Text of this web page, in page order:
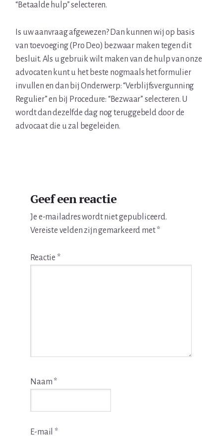
“Betaalde hulp” selecteren.
Is uw aanvraag afgewezen? Dan kunnen wij op basis
van toevoeging (Pro Deo) bezwaar maken tegen dit
besluit. Als u gebruik wilt maken van de hulp van onze
advocaten kunt u het beste nogmaals het formulier
invullen en dan bij Onderwerp: “Verblijfsvergunning
Regulier” en bij Procedure: “Bezwaar” selecteren. U
wordt dan dezelfde dag nog teruggebeld door de
advocaat die u zal begeleiden.
Interacties
Geef een reactie
Je e-mailadres wordt niet gepubliceerd.
Vereiste velden zijn gemarkeerd met*
Reactie *
Naam *
E-mail *